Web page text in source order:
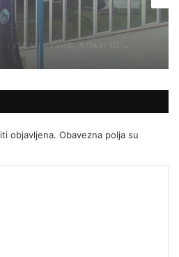
TENKOVSKOG
BANKU I
BOSNE !!
objavljena. Obavezna polja su